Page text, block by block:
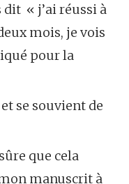
dit « j’ai réussi à
mois, je vois
pour la
se souvient de
que cela
manuscrit à